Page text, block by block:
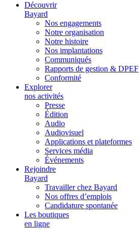
Découvrir
Bayard
Nos engagements
Notre organisation
Notre histoire
Nos implantations
Communiqués
Rapports de gestion & DPEF
Conformité
Explorer
nos activités
Presse
Édition
Audio
Audiovisuel
Applications et plateformes
Services média
Événements
Rejoindre
Bayard
Travailler chez Bayard
Nos offres d’emplois
Candidature spontanée
Les boutiques
en ligne